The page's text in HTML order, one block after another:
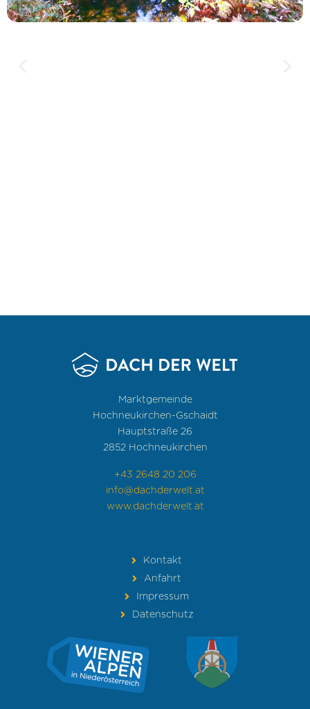
Marktgemeinde
Hochneukirchen-Gschaidt
Hauptstraße 26
2852 Hochneukirchen
+43 2648 20 206
info@dachderwelt.at
www.dachderwelt.at
Kontakt
Anfahrt
Impressum
Datenschutz